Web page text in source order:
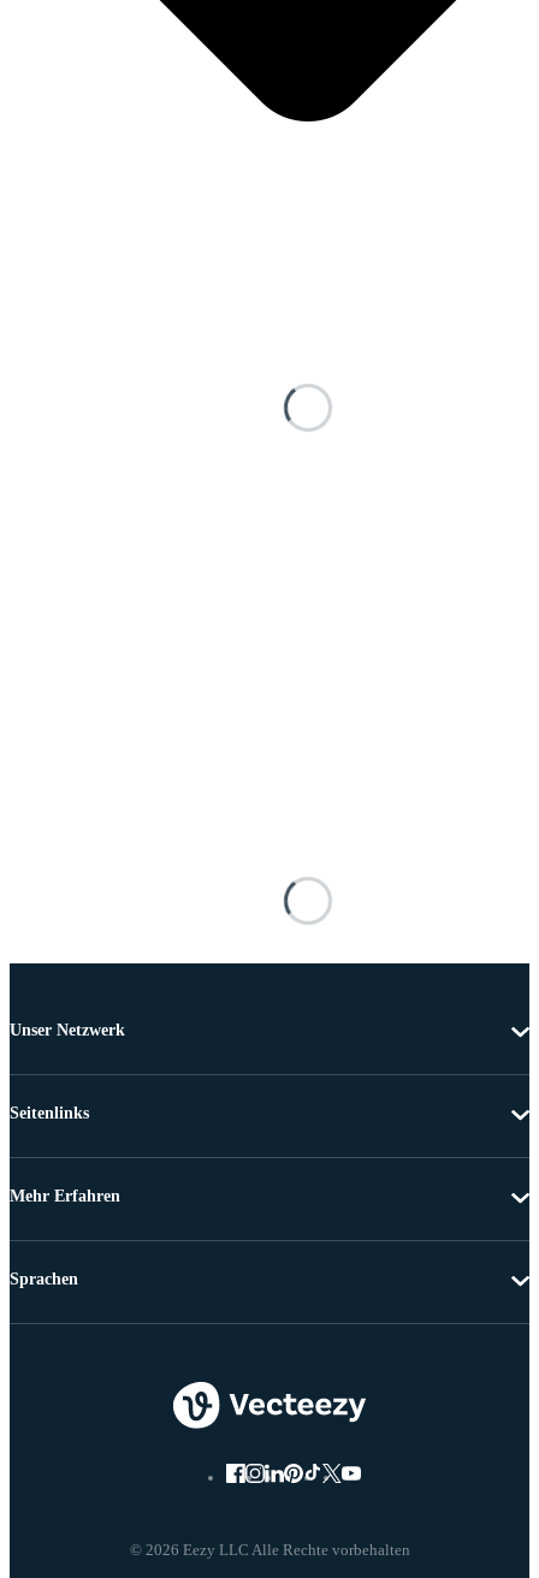
Unser Netzwerk
Seitenlinks
Mehr Erfahren
© 2026 Eezy LLC Alle Rechte vorbehalten
Sprachen